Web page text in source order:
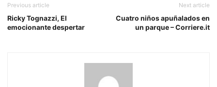
Previous article
Ricky Tognazzi, El
emocionante despertar
Next article
Cuatro niños apuñalados en
un parque – Corriere.it